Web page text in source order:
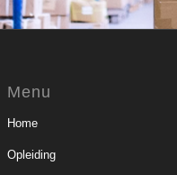
Menu
Home
Opleiding